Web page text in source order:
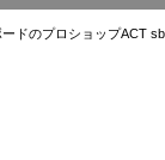
ショップACT sb store